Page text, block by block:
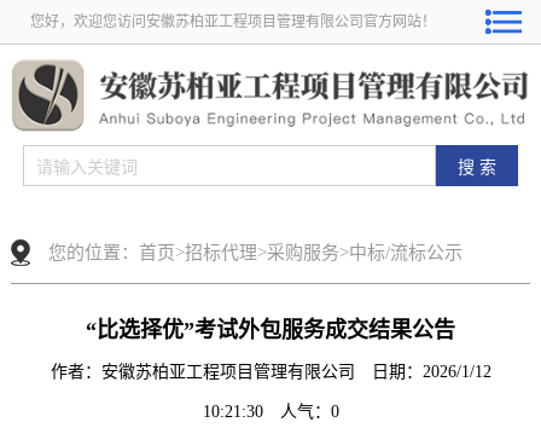
您好，欢迎您访问安徽苏柏亚工程项目管理有限公司官方网站！
您的位置： 首页>招标代理>采购服务>中标/流标公示
“比选择优”考试外包服务成交结果公告
作者：安徽苏柏亚工程项目管理有限公司 日期：2026/1/12
10:21:30 人气： 0